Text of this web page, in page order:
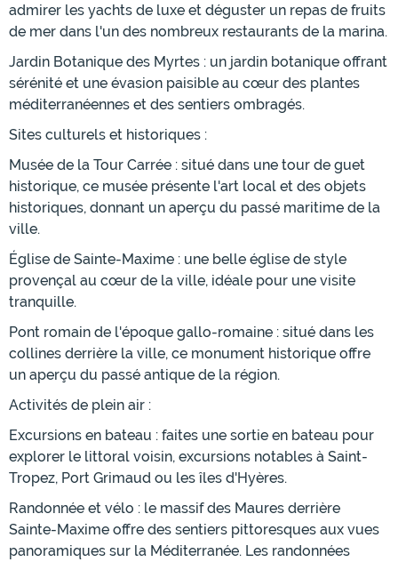
admirer les yachts de luxe et déguster un repas de fruits
de mer dans l'un des nombreux restaurants de la marina.
Jardin Botanique des Myrtes : un jardin botanique offrant
sérénité et une évasion paisible au cœur des plantes
méditerranéennes et des sentiers ombragés.
Sites culturels et historiques :
Musée de la Tour Carrée : situé dans une tour de guet
historique, ce musée présente l'art local et des objets
historiques, donnant un aperçu du passé maritime de la
ville.
Église de Sainte-Maxime : une belle église de style
provençal au cœur de la ville, idéale pour une visite
tranquille.
Pont romain de l'époque gallo-romaine : situé dans les
collines derrière la ville, ce monument historique offre
un aperçu du passé antique de la région.
Activités de plein air :
Excursions en bateau : faites une sortie en bateau pour
explorer le littoral voisin, excursions notables à Saint-
Tropez, Port Grimaud ou les îles d'Hyères.
Randonnée et vélo : le massif des Maures derrière
Sainte-Maxime offre des sentiers pittoresques aux vues
panoramiques sur la Méditerranée. Les randonnées